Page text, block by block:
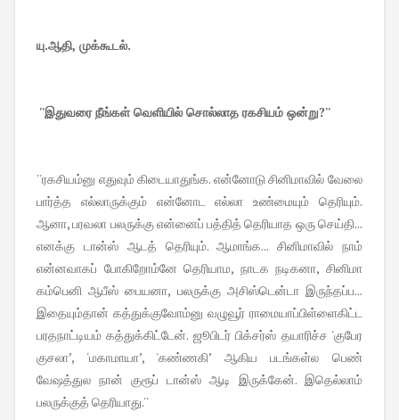
யு.ஆதி, முக்கூடல்.
''இதுவரை நீங்கள் வெளியில் சொல்லாத ரகசியம் ஒன்று?''
''ரகசியம்னு எதுவும் கிடையாதுங்க. என்னோடு சினிமாவில் வேலை
பார்த்த எல்லாருக்கும் என்னோட எல்லா உண்மையும் தெரியும்.
ஆனா, பரவலா பலருக்கு என்னைப் பத்தித் தெரியாத ஒரு செய்தி...
எனக்கு டான்ஸ் ஆடத் தெரியும். ஆமாங்க... சினிமாவில் நாம்
என்னவாகப் போகிறோம்னே தெரியாம, நாடக நடிகனா, சினிமா
கம்பெனி ஆபீஸ் பையனா, பலருக்கு அசிஸ்டென்டா இருந்தப்ப...
இதையும்தான் கத்துக்குவோம்னு வழுவூர் ராமையாப்பிள்ளைகிட்ட
பரதநாட்டியம் கத்துக்கிட்டேன். ஜூபிடர் பிக்சர்ஸ் தயாரிச்ச 'குபேர
குசலா’, 'மகாமாயா’, 'கண்ணகி’ ஆகிய படங்கள்ல பெண்
வேஷத்துல நான் குரூப் டான்ஸ் ஆடி இருக்கேன். இதெல்லாம்
பலருக்குத் தெரியாது.''